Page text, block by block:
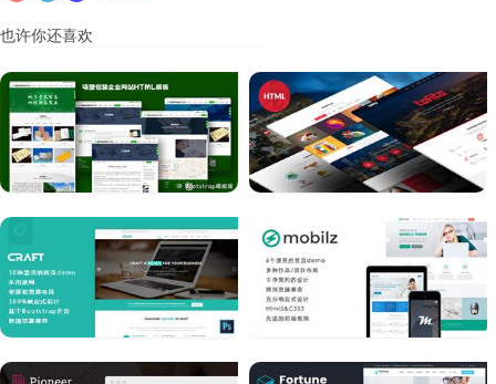
也许你还喜欢